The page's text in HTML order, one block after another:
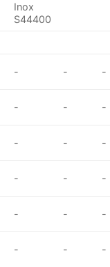
Inox
S44400
- - -
- - -
- - -
- - -
- - -
- - -